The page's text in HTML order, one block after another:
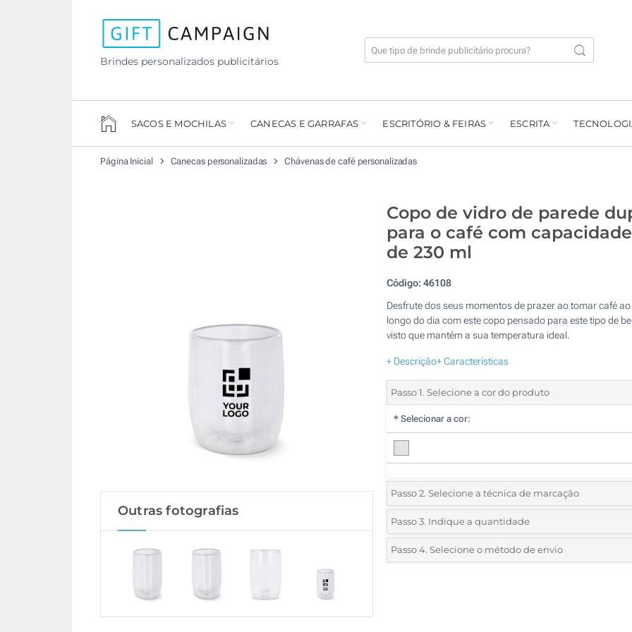
Brindes personalizados publicitários
SACOS E MOCHILAS CANECAS E GARRAFAS ESCRITÓRIO & FEIRAS ESCRITA
Página Inicial Canecas personalizadas Chávenas de café personalizadas
Outras fotografias
Copo de vidro de parede
para o café com capacidade
de 230 ml
Código:46108
Desfrute dos seus momentos de prazer ao tomar café ao
longo do dia com este copo pensado para este tipo de
visto que mantém a sua temperatura ideal.
+ Descrição+ Características
Passo 1. Selecione a cor do produto
* Selecionar a cor:
Passo 2. Selecione a técnica de marcação
*Selecione o tipo de marcação e as cores do logotipo:
Gravação a laser (Num lado)
Passo 3. Indique a quantidade
*Quantidade mínima:10
Passo 4. Selecione o método de envio